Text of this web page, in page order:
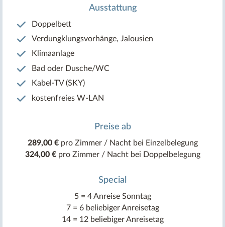
Ausstattung
Doppelbett
Verdungklungsvorhänge, Jalousien
Klimaanlage
Bad oder Dusche/WC
Kabel-TV (SKY)
kostenfreies W-LAN
Preise ab
289,00 €pro Zimmer / Nacht bei Einzelbelegung
324,00 €pro Zimmer / Nacht bei Doppelbelegung
Special
5 = 4 Anreise Sonntag
7 = 6 beliebiger Anreisetag
14 = 12 beliebiger Anreisetag